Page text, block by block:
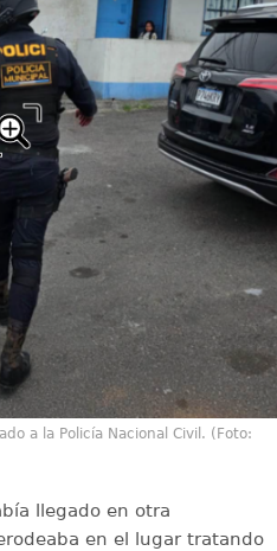
a la Policía Nacional Civil. (Foto:
llegado en otra
en el lugar tratando